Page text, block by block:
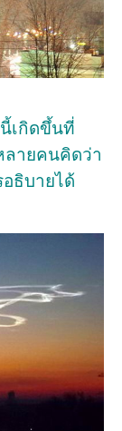
เกิดขึ้นที่
ลายคนคิดว่า
ธิบายได้